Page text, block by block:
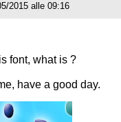
2015 alle 09:16
font, what is ?
have a good day.